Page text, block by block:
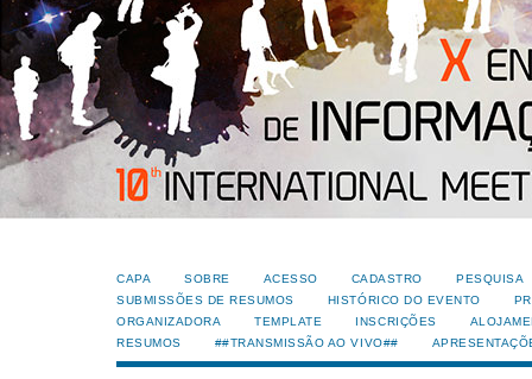
CAPA SOBRE ACESSO CADASTRO
PESQUISA
SUBMISSÕES DE RESUMOS
HISTÓRICO DO EVENTO
ORGANIZADORA
TEMPLATE INSCRIÇÕES
RESUMOS
##TRANSMISSÃO AO VIVO##